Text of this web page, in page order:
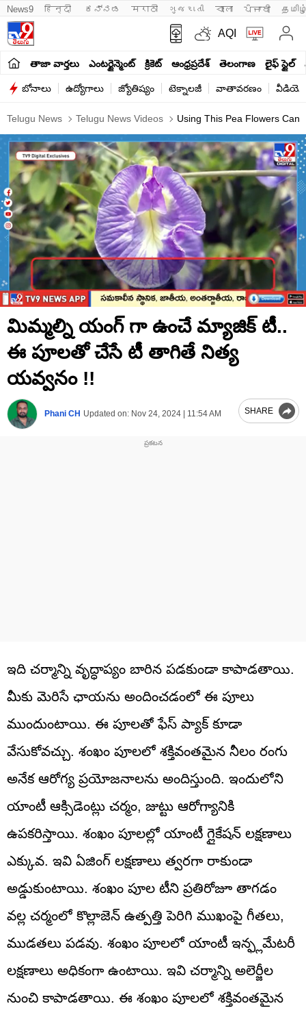
News9 हिन्दी ಕನ್ನಡ मराठी ગુજરાતી বাংলা ਪੰਜਾਬੀ
AQI
తాజా వార్తలు ఎంటర్టైన్మెంట్ క్రికెట్ ఆంధ్రప్రదేశ్ తెలంగాణ లైఫ్ స్టైల్
బోనాలు ఉద్యోగాలు జ్యోతిష్యం టెక్నాలజీ వాతావరణం
Telugu News Telugu News Videos Using This Pea Flowers Can
seconds
of
minutes,
seconds
మిమ్మల్ని యంగ్ గా ఉంచే మ్యాజిక్ టీ..
ఈ పూలతో చేసే టీ తాగితే నిత్య
యవ్వనం !!
Phani CH Updated on: Nov 24, 2024 | 11:54 AM SHARE
ఇది చర్మాన్ని వృద్ధాప్యం బారిన పడకుండా కాపాడతాయి.
మీకు మెరిసే ఛాయను అందించడంలో ఈ పూలు
ముందుంటాయి. ఈ పూలతో ఫేస్ ప్యాక్ కూడా
వేసుకోవచ్చు. శంఖం పూలలో శక్తివంతమైన నీలం రంగు
అనేక ఆరోగ్య ప్రయోజనాలను అందిస్తుంది. ఇందులోని
యాంటీ ఆక్సిడెంట్లు చర్మం, జుట్టు ఆరోగ్యానికి
ఉపకరిస్తాయి. శంఖం పూలల్లో యాంటీ గ్లైకేషన్ లక్షణాలు
ఎక్కువ. ఇవి ఏజింగ్ లక్షణాలు త్వరగా రాకుండా
అడ్డుకుంటాయి. శంఖం పూల టీని ప్రతిరోజూ తాగడం
వల్ల చర్మంలో కొల్లాజెన్ ఉత్పత్తి పెరిగి ముఖంపై గీతలు,
ముడతలు పడవు. శంఖం పూలలో యాంటీ ఇన్ఫ్లమేటరీ
లక్షణాలు అధికంగా ఉంటాయి. ఇవి చర్మాన్ని అలెర్జీల
నుంచి కాపాడతాయి. ఈ శంఖం పూలలో శక్తివంతమైన